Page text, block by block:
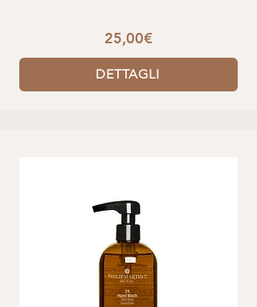
25,00€
DETTAGLI